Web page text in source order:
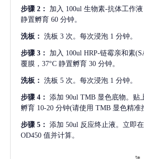
步骤 2： 加入 100ul 生物素-抗体工作
静置孵育 60 分钟。
洗板： 洗板 3 次。每次浸泡 1 分钟。
步骤 3： 加入 100ul HRP-链霉亲和素
覆膜，37°C 静置孵育 30 分钟。
洗板： 洗板 5 次。每次浸泡 1 分钟。
步骤 4： 添加 90ul TMB 显色底物。贴
孵育 10-20 分钟(请使用 TMB 显色精准
步骤 5： 添加 50ul 反应终止液。立即
OD450 值并计算。